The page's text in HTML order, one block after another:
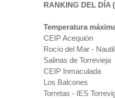
RANKING DEL DÍA
Temperatura
CEIP Acequión
Rocío del Mar -
Salinas de Torrevieja
CEIP Inmaculada
Los Balcones
Torretas - IES